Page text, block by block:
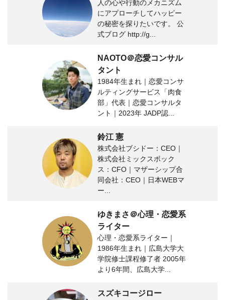
人の心や行動のメカニズム
にアプローチしてハッピー
の秘密を探りたいです。 公
式ブログ http://g...
NAOTO＠恋愛コンサル
タント
1984年生まれ｜恋愛コンサ
ルティングサービス「肉食
部」代表｜恋愛コンサルタ
ント｜2023年 JADP認...
鈴江 憲
株式会社ブシドー：CEO｜
株式会社ミックスボック
ス：CFO｜マザーシップ合
同会社：CEO｜日本WEBマ
ー...
ゆきまさ＠心理・恋愛系
ライター
心理・恋愛系ライター｜
1986年生まれ｜広島大学大
学院修士課程修了者 2005年
より6年間、広島大学...
スズキコージロー